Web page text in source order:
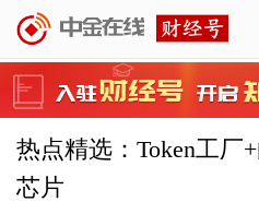
热点精选：Token工厂
芯片